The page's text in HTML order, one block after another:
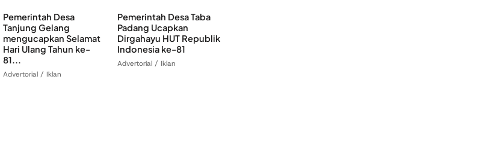
Pemerintah Desa
Tanjung Gelang
mengucapkan Selamat
Hari Ulang Tahun ke-
81...
Advertorial / Iklan
Pemerintah Desa Taba
Padang Ucapkan
Dirgahayu HUT Republik
Indonesia ke-81
Advertorial / Iklan